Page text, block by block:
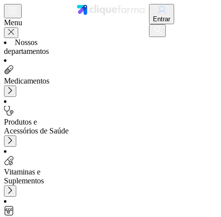
Menu
Nossos
departamentos
Medicamentos
Produtos e
Acessórios de Saúde
Vitaminas e
Suplementos
Entrar